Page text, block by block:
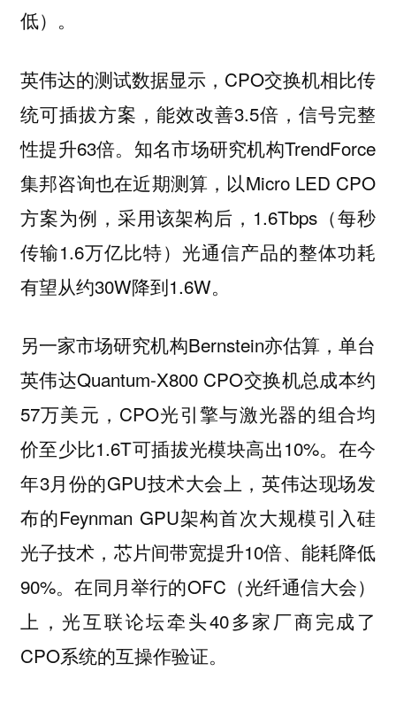
低）。
英伟达的测试数据显示，CPO交换机相比传
统可插拔方案，能效改善3.5倍，信号完整
性提升63倍。知名市场研究机构TrendForce
集邦咨询也在近期测算，以Micro LED CPO
方案为例，采用该架构后，1.6Tbps（每秒
传输1.6万亿比特）光通信产品的整体功耗
有望从约30W降到1.6W。
另一家市场研究机构Bernstein亦估算，单台
英伟达Quantum-X800 CPO交换机总成本约
57万美元，CPO光引擎与激光器的组合均
价至少比1.6T可插拔光模块高出10%。在今
年3月份的GPU技术大会上，英伟达现场发
布的Feynman GPU架构首次大规模引入硅
光子技术，芯片间带宽提升10倍、能耗降低
90%。在同月举行的OFC（光纤通信大会）
上，光互联论坛牵头40多家厂商完成了
CPO系统的互操作验证。